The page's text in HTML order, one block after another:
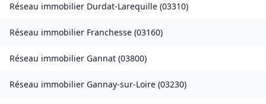
Réseau immobilier Durdat-Larequille (03310)
Réseau immobilier Franchesse (03160)
Réseau immobilier Gannat (03800)
Réseau immobilier Gannay-sur-Loire (03230)